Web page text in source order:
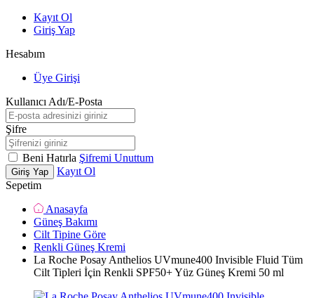
Kayıt Ol
Giriş Yap
Hesabım
Üye Girişi
Kullanıcı Adı/E-Posta
Şifre
Beni Hatırla Şifremi Unuttum
Giriş Yap
Kayıt Ol
Sepetim
Anasayfa
Güneş Bakımı
Cilt Tipine Göre
Renkli Güneş Kremi
La Roche Posay Anthelios UVmune400 Invisible Fluid Tüm
Cilt Tipleri İçin Renkli SPF50+ Yüz Güneş Kremi 50 ml